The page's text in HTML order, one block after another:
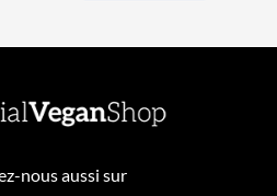
nous aussi sur